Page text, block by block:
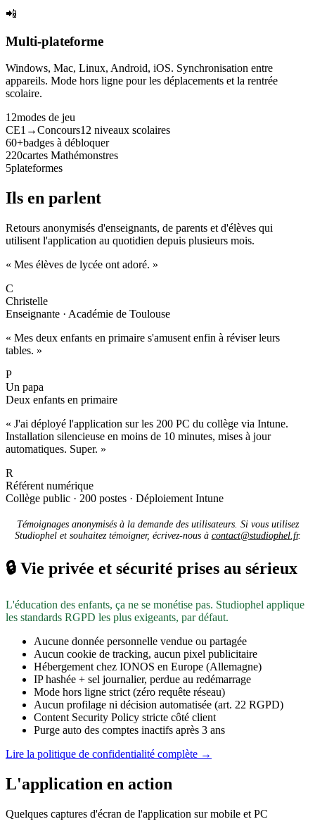
📲
Multi-plateforme
Windows, Mac, Linux, Android, iOS. Synchronisation entre
appareils. Mode hors ligne pour les déplacements et la rentrée
scolaire.
12modes de jeu
CE1→Concours12 niveaux scolaires
60+badges à débloquer
220cartes Mathémonstres
5plateformes
Ils en parlent
Retours anonymisés d'enseignants, de parents et d'élèves qui
utilisent l'application au quotidien depuis plusieurs mois.
« Mes élèves de lycée ont adoré. »
C
Christelle
Enseignante · Académie de Toulouse
« Mes deux enfants en primaire s'amusent enfin à réviser leurs
tables. »
P
Un papa
Deux enfants en primaire
« J'ai déployé l'application sur les 200 PC du collège via Intune.
Installation silencieuse en moins de 10 minutes, mises à jour
automatiques. Super. »
R
Référent numérique
Collège public · 200 postes · Déploiement Intune
Témoignages anonymisés à la demande des utilisateurs. Si vous utilisez
Studiophel et souhaitez témoigner, écrivez-nous à contact@studiophel.fr.
🔒 Vie privée et sécurité prises au sérieux
L'éducation des enfants, ça ne se monétise pas. Studiophel applique
les standards RGPD les plus exigeants, par défaut.
Aucune donnée personnelle vendue ou partagée
Aucun cookie de tracking, aucun pixel publicitaire
Hébergement chez IONOS en Europe (Allemagne)
IP hashée + sel journalier, perdue au redémarrage
Mode hors ligne strict (zéro requête réseau)
Aucun profilage ni décision automatisée (art. 22 RGPD)
Content Security Policy stricte côté client
Purge auto des comptes inactifs après 3 ans
Lire la politique de confidentialité complète →
L'application en action
Quelques captures d'écran de l'application sur mobile et PC